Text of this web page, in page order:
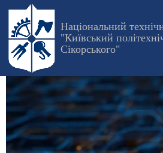
Перейти
основного
вмісту
Національний
"Київський
Сікорського"